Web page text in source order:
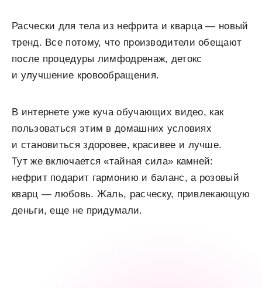
Расчески для тела из нефрита и кварца — новый
тренд. Все потому, что производители обещают
после процедуры лимфодренаж, детокс
и улучшение кровообращения.
В интернете уже куча обучающих видео, как
пользоваться этим в домашних условиях
и становиться здоровее, красивее и лучше.
Тут же включается «тайная сила» камней:
нефрит подарит гармонию и баланс, а розовый
кварц — любовь. Жаль, расческу, привлекающую
деньги, еще не придумали.